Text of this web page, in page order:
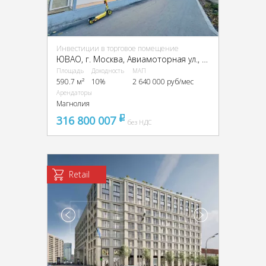
Инвестиции в торговое помещение
Площадь
590.7 м²
Доходность
10%
МАП
2 640 000 руб/мес
Арендаторы
Магнолия
316 800 007 pуббез НДС
Retail